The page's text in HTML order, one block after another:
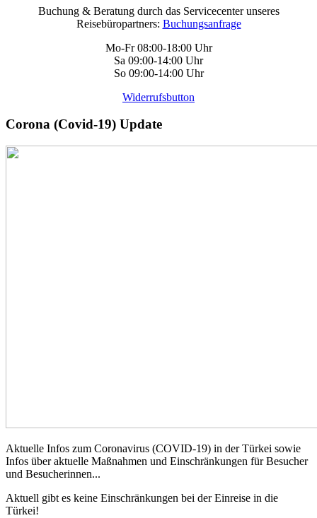
Buchung & Beratung durch das Servicecenter unseres
Reisebüropartners: Buchungsanfrage
Mo-Fr 08:00-18:00 Uhr
Sa 09:00-14:00 Uhr
So 09:00-14:00 Uhr
Widerrufsbutton
Corona (Covid-19) Update
Aktuelle Infos zum Coronavirus (COVID-19) in der Türkei sowie
Infos über aktuelle Maßnahmen und Einschränkungen für Besucher
und Besucherinnen...
Aktuell gibt es keine Einschränkungen bei der Einreise in die
Türkei!